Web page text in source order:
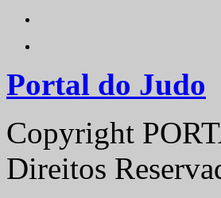
Portal do Judo
Copyright
Direitos